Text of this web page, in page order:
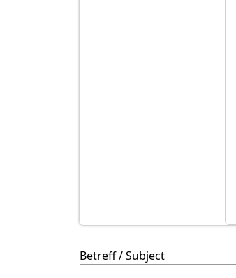
Betreff / Subject